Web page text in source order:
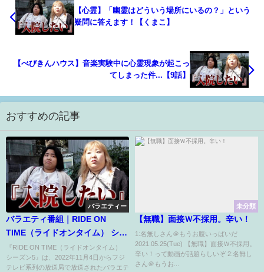
【心霊】「幽霊はどういう場所にいるの？」という
疑問に答えます！【くまこ】
【べびきんハウス】音楽実験中に心霊現象が起こっ
てしまった件...【9話】
おすすめの記事
バラエティー
バラエティ番組｜RIDE ON
TIME（ライドオンタイム） シー
ズン5の動画を無料で視聴できる
配信サイトまとめ
『RIDE ON TIME（ライドオンタイム）
シーズン5』は、2022年11月4日からフジ
テレビ系列の放送局で放送されたバラエテ
未分類
【無職】面接Ｗ不採用。辛い！
1:名無しさん＠もうお腹いっぱいだ
2021.05.25(Tue) 【無職】面接Ｗ不採用。
辛い！って動画が話題らしいぞ 2:名無し
さん＠もうお...